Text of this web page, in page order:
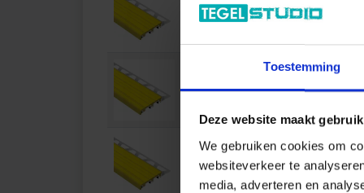
Toestemming
Deze website maakt
We gebruiken cookies om
websiteverkeer te
media, adverteren en
R9
Trapprofiel-
R9
CG8B/150
Trapprofiel-
R9